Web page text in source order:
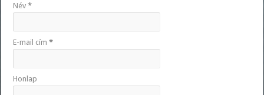
Név*
E-mail cím*
Honlap